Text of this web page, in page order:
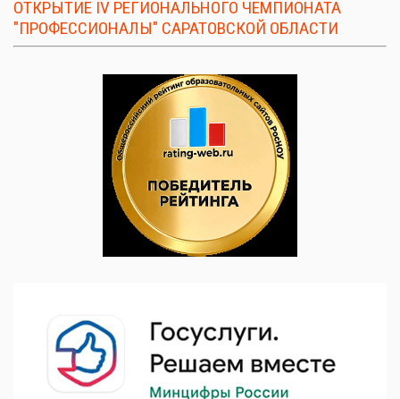
ОТКРЫТИЕ IV РЕГИОНАЛЬНОГО ЧЕМПИОНАТА
"ПРОФЕССИОНАЛЫ" САРАТОВСКОЙ ОБЛАСТИ